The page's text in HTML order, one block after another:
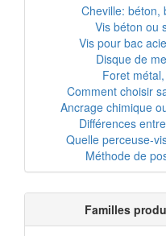
Cheville: béton,
Vis béton ou
Vis pour bac
Disque de
Foret
Comment choisir
Ancrage chimique
Différences
Quelle perceuse-
Méthode de
Familles